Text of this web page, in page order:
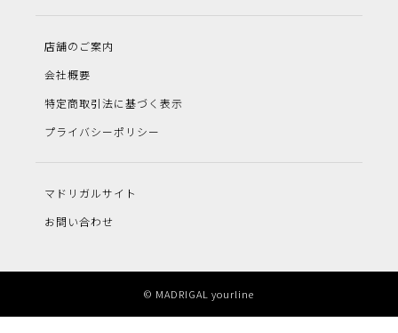
店舗のご案内
会社概要
特定商取引法に基づく表示
プライバシーポリシー
マドリガルサイト
お問い合わせ
© MADRIGAL yourline